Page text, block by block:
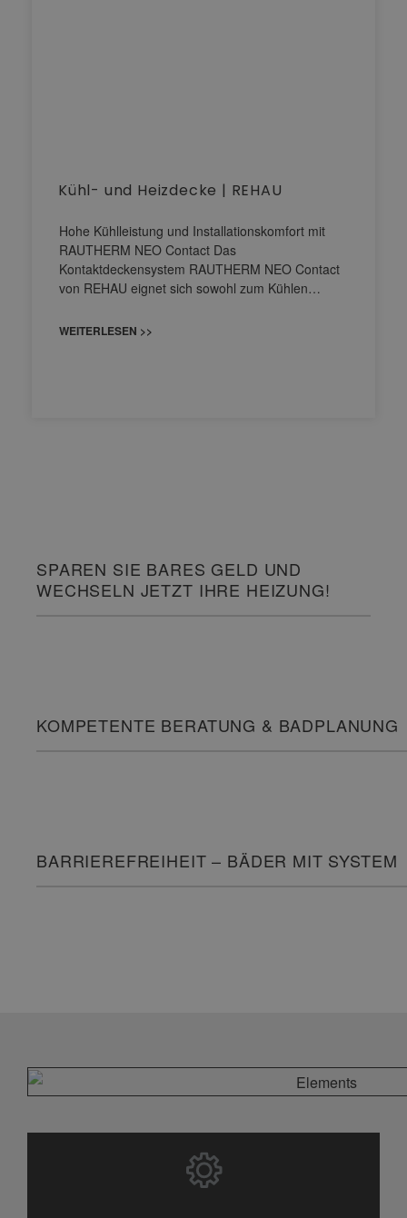
Kühl- und Heizdecke | REHAU
Hohe Kühlleistung und Installationskomfort mit
RAUTHERM NEO Contact Das
Kontaktdeckensystem RAUTHERM NEO Contact
von REHAU eignet sich sowohl zum Kühlen…
WEITERLESEN >>
SPAREN SIE BARES GELD UND
WECHSELN JETZT IHRE HEIZUNG!
KOMPETENTE BERATUNG & BADPLANUNG
BARRIEREFREIHEIT – BÄDER MIT SYSTEM